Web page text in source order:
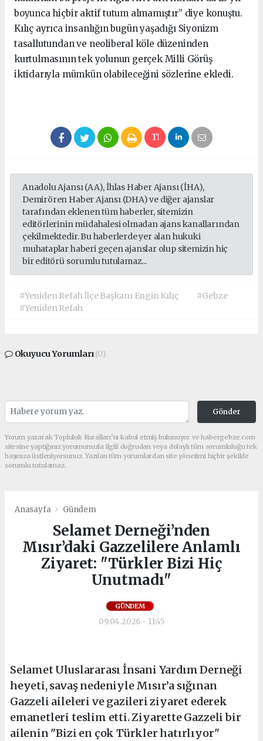
boyunca hiçbir aktif tutum almamıştır” diye konuştu.
Kılıç ayrıca insanlığın bugün yaşadığı Siyonizm
tasallutundan ve neoliberal köle düzeninden
kurtulmasının tek yolunun gerçek Milli Görüş
iktidarıyla mümkün olabileceğini sözlerine ekledi.
Anadolu Ajansı (AA), İhlas Haber Ajansı (İHA),
Demirören Haber Ajansı (DHA) ve diğer ajanslar
tarafından eklenen tüm haberler, sitemizin
editörlerinin müdahalesi olmadan ajans kanallarından
çekilmektedir. Bu haberlerde yer alan hukuki
muhataplar haberi geçen ajanslar olup sitemizin hiç
bir editörü sorumlu tutulamaz...
#Yeniden Refah İlçe Başkanı Engin Kılıç
#Gebze
#Yeniden Refah
Okuyucu Yorumları(0)
Gönder
Yorum yazarak Topluluk Kuralları’nı kabul etmiş bulunuyor ve habergebze.com
sitesine yaptığınız yorumunuzla ilgili doğrudan veya dolaylı tüm sorumluluğu tek
başınıza üstleniyorsunuz. Yazılan tüm yorumlardan site yönetimi hiçbir şekilde
sorumlu tutulamaz.
Anasayfa Gündem
Selamet Derneği’nden
Mısır’daki Gazzelilere Anlamlı
Ziyaret: "Türkler Bizi Hiç
Unutmadı"
GÜNDEM
09.04.2026 - 11:45
Selamet Uluslararası İnsani Yardım Derneği
heyeti, savaş nedeniyle Mısır’a sığınan
Gazzeli aileleri ve gazileri ziyaret ederek
emanetleri teslim etti. Ziyarette Gazzeli bir
ailenin "Bizi en çok Türkler hatırlıyor"